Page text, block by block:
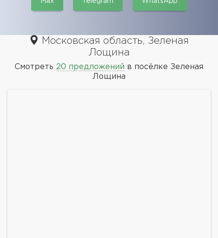
Московская область, Зеленая
Лощина
Смотреть 20 предложений в посёлке Зеленая
Лощина